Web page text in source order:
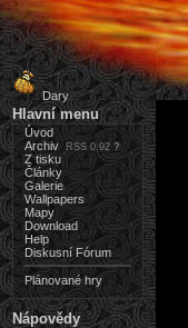
Dary
Hlavní menu
Úvod
Archiv
RSS 0.92 ?
Z tisku
Články
Galerie
Wallpapers
Mapy
Download
Help
Diskusní Fórum
Plánované hry
Nápovědy